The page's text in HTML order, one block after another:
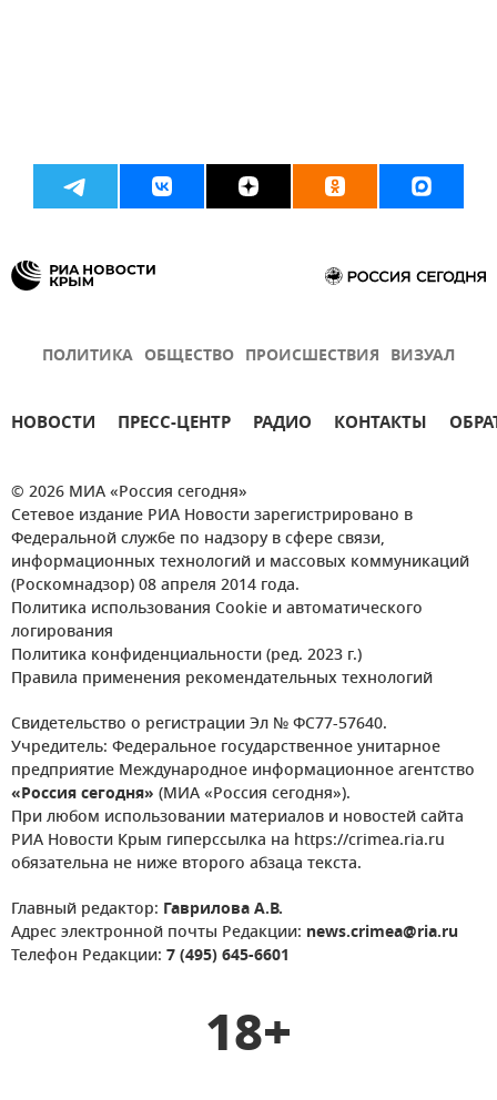
ПОЛИТИКА ОБЩЕСТВО ПРОИСШЕСТВИЯ ВИЗУАЛ
НОВОСТИ ПРЕСС-ЦЕНТР РАДИО КОНТАКТЫ
© 2026 МИА «Россия сегодня»
Сетевое издание РИА Новости зарегистрировано в
Федеральной службе по надзору в сфере связи,
информационных технологий и массовых коммуникаций
(Роскомнадзор) 08 апреля 2014 года.
Политика использования Cookie и автоматического
логирования
Политика конфиденциальности (ред. 2023 г.)
Правила применения рекомендательных технологий
Свидетельство о регистрации Эл № ФС77-57640.
Учредитель: Федеральное государственное унитарное
предприятие Международное информационное агентство
«Россия сегодня» (МИА «Россия сегодня»).
При любом использовании материалов и новостей сайта
РИА Новости Крым гиперссылка на https://crimea.ria.ru
обязательна не ниже второго абзаца текста.
Главный редактор: Гаврилова А.В.
Адрес электронной почты Редакции: news.crimea@ria.ru
Телефон Редакции: 7 (495) 645-6601
18+